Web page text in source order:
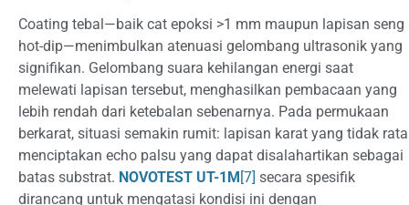
Coating tebal—baik cat epoksi >1 mm maupun lapisan seng
hot-dip—menimbulkan atenuasi gelombang ultrasonik yang
signifikan. Gelombang suara kehilangan energi saat
melewati lapisan tersebut, menghasilkan pembacaan yang
lebih rendah dari ketebalan sebenarnya. Pada permukaan
berkarat, situasi semakin rumit: lapisan karat yang tidak rata
menciptakan echo palsu yang dapat disalahartikan sebagai
batas substrat. NOVOTEST UT-1M[7] secara spesifik
dirancang untuk mengatasi kondisi ini dengan